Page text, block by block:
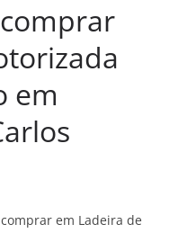
em
em Ladeira de